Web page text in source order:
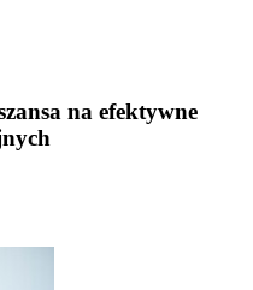
na efektywne